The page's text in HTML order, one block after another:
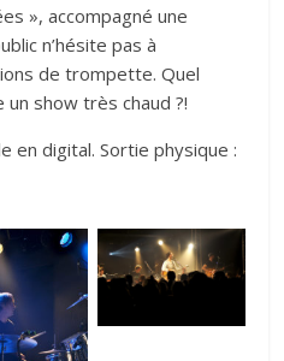
», accompagné une
n’hésite pas à
de trompette. Quel
show très chaud ?!
en digital. Sortie physique :